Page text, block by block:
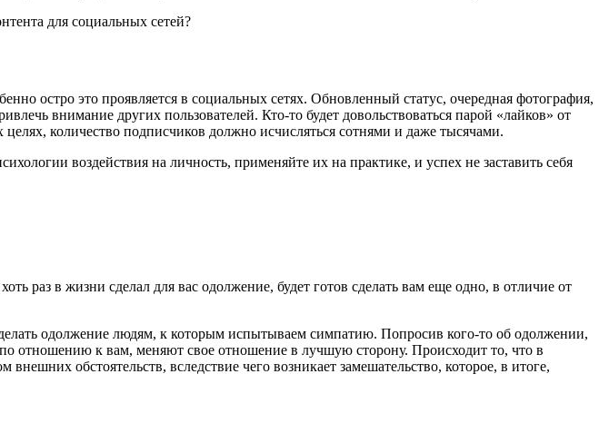
для социальных сетей?
остро это проявляется в социальных сетях. Обновленный статус, очередная фотография,
внимание других пользователей. Кто-то будет довольствоваться парой «лайков» от
количество подписчиков должно исчисляться сотнями и даже тысячами.
воздействия на личность, применяйте их на практике, и успех не заставить себя
раз в жизни сделал для вас одолжение, будет готов сделать вам еще одно, в отличие от
одолжение людям, к которым испытываем симпатию. Попросив кого-то об одолжении,
отношению к вам, меняют свое отношение в лучшую сторону. Происходит то, что в
обстоятельств, вследствие чего возникает замешательство, которое, в итоге,